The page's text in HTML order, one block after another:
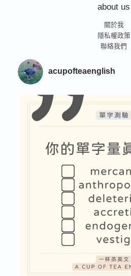
about us
關於我
隱私權政策
聯絡我們
acupofteaenglish